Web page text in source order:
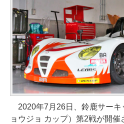
2020年7月26日、鈴鹿サーキ
ョウジョ カップ）第2戦が開催